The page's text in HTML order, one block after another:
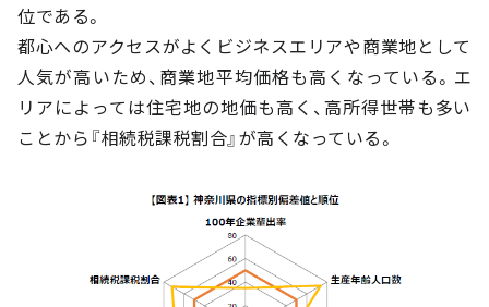
位である。
都心へのアクセスがよくビジネスエリアや商業地として
人気が高いため、商業地平均価格も高くなっている。エ
リアによっては住宅地の地価も高く、高所得世帯も多い
ことから『相続税課税割合』が高くなっている。